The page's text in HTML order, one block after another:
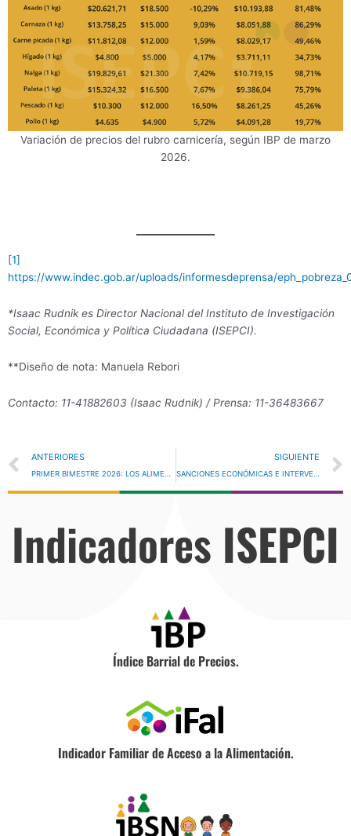
Variación de precios del rubro carnicería, según IBP de marzo
2026.
[1]
https://www.indec.gob.ar/uploads/informesdeprensa/
*Isaac Rudnik es Director Nacional del Instituto de Investigación
Social, Económica y Política Ciudadana (ISEPCI).
**Diseño de nota: Manuela Rebori
Contacto: 11-41882603 (Isaac Rudnik) / Prensa: 11-36483667
Prev
ANTERIORES SIGUIENTE
Indicadores ISEPCI
Índice Barrial de Precios.
Indicador Familiar de Acceso a la Alimentación.